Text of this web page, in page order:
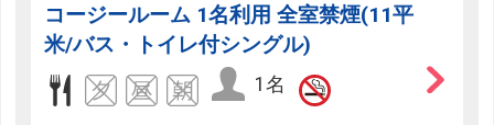
コージールーム 1名利用 全室禁煙(11平
米/バス・トイレ付シングル)
1名